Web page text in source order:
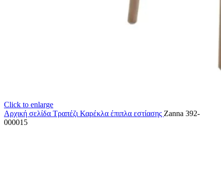
Click to enlarge
Αρχική σελίδα Τραπέζι Καρέκλα έπιπλα εστίασης Zanna 392-
000015